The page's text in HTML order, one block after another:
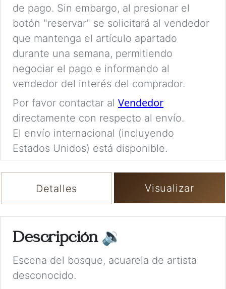
de pago. Sin embargo, al presionar el
botón "reservar" se solicitará al vendedor
que mantenga el artículo apartado
durante una semana, permitiendo
negociar el pago e informando al
vendedor del interés del comprador.
Por favor contactar al Vendedor
directamente con respecto al envío.
El envío internacional (incluyendo
Estados Unidos) está disponible.
Detalles Visualizar
Descripción 🔉
Escena del bosque, acuarela de artista
desconocido.